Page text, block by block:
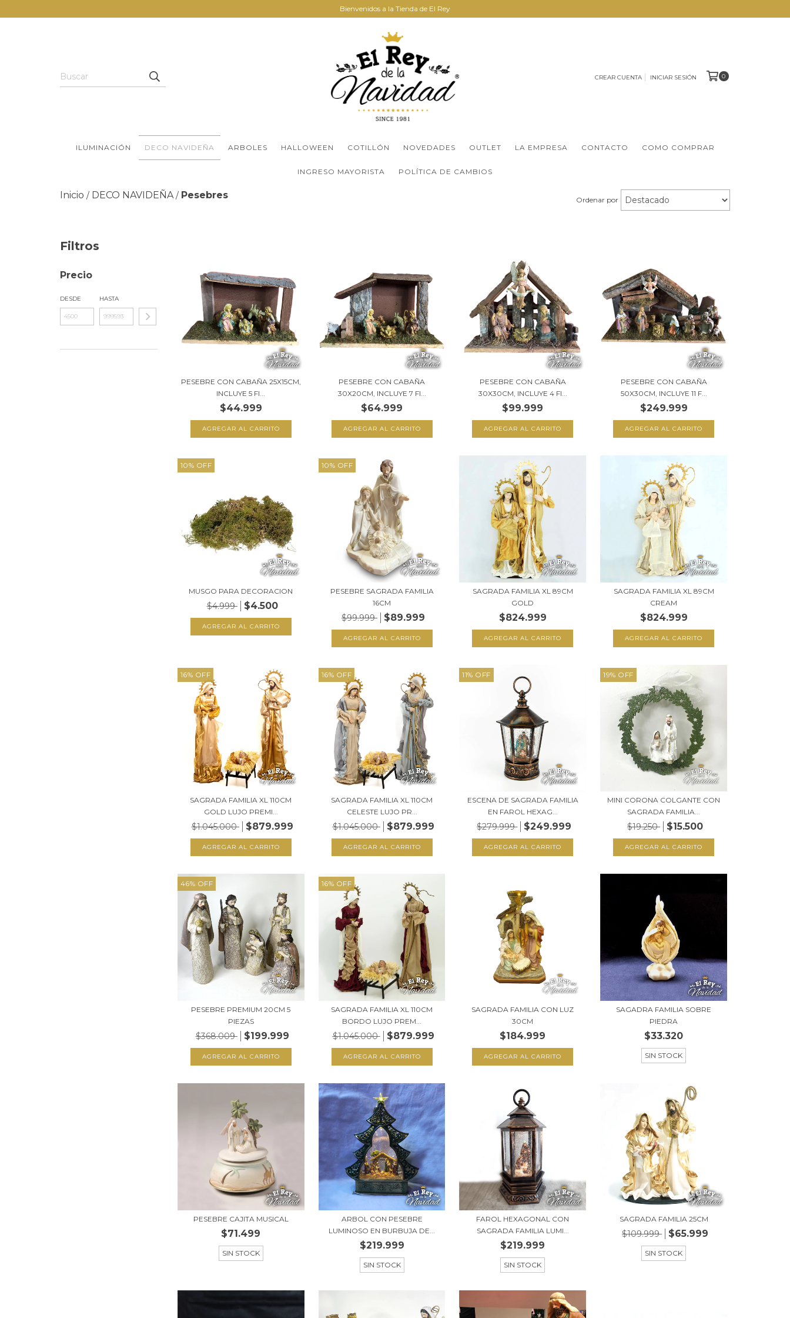
Bienvenidos a la Tienda de El Rey
CREAR CUENTA INICIAR SESIÓN 0
ILUMINACIÓN DECO NAVIDEÑA ARBOLES HALLOWEEN COTILLÓN NOVEDADES OUTLET LA EMPRESA CONTACTO COMO COMPRAR
INGRESO MAYORISTA POLÍTICA DE CAMBIOS
Inicio / DECO NAVIDEÑA / Pesebres Ordenar por
Filtros
Precio
DESDE HASTA
PESEBRE CON CABAÑA 25X15CM,
INCLUYE 5 FI...
$44.999
PESEBRE CON CABAÑA
30X20CM, INCLUYE 7 FI...
$64.999
PESEBRE CON CABAÑA
30X30CM, INCLUYE 4 FI...
$99.999
PESEBRE CON CABAÑA
50X30CM, INCLUYE 11 F...
$249.999
10% OFF
MUSGO PARA DECORACION
$4.999 $4.500
10% OFF
PESEBRE SAGRADA FAMILIA
16CM
$99.999 $89.999
SAGRADA FAMILIA XL 89CM
GOLD
$824.999
SAGRADA FAMILIA XL 89CM
CREAM
$824.999
16% OFF
SAGRADA FAMILIA XL 110CM
GOLD LUJO PREMI...
$1.045.000 $879.999
16% OFF
SAGRADA FAMILIA XL 110CM
CELESTE LUJO PR...
$1.045.000 $879.999
11% OFF
ESCENA DE SAGRADA FAMILIA
EN FAROL HEXAG...
$279.999 $249.999
19% OFF
MINI CORONA COLGANTE CON
SAGRADA FAMILIA...
$19.250 $15.500
46% OFF
PESEBRE PREMIUM 20CM 5
PIEZAS
$368.009 $199.999
16% OFF
SAGRADA FAMILIA XL 110CM
BORDO LUJO PREM...
$1.045.000 $879.999
SAGRADA FAMILIA CON LUZ
30CM
$184.999
SAGADRA FAMILIA SOBRE
PIEDRA
$33.320
SIN STOCK
PESEBRE CAJITA MUSICAL
$71.499
SIN STOCK
ARBOL CON PESEBRE
LUMINOSO EN BURBUJA DE...
$219.999
SIN STOCK
FAROL HEXAGONAL CON
SAGRADA FAMILIA LUMI...
$219.999
SIN STOCK
SAGRADA FAMILIA 25CM
$109.999 $65.999
SIN STOCK